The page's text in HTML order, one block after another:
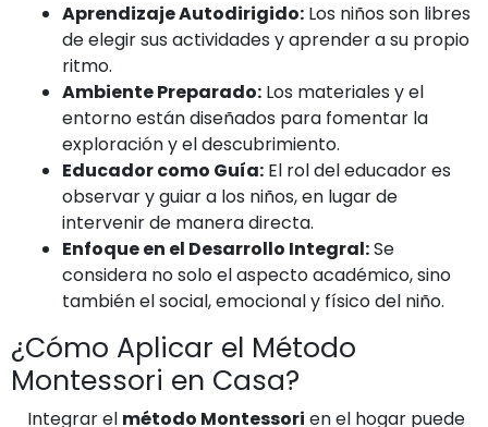
Aprendizaje Autodirigido: Los niños son libres
de elegir sus actividades y aprender a su propio
ritmo.
Ambiente Preparado: Los materiales y el
entorno están diseñados para fomentar la
exploración y el descubrimiento.
Educador como Guía: El rol del educador es
observar y guiar a los niños, en lugar de
intervenir de manera directa.
Enfoque en el Desarrollo Integral:Se
considera no solo el aspecto académico, sino
también el social, emocional y físico del niño.
¿Cómo Aplicar el Método
Montessori en Casa?
Integrar el método Montessori en el hogar puede